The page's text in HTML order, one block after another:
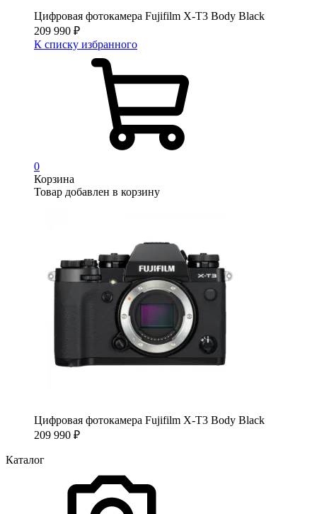
Цифровая фотокамера Fujifilm X-T3 Body Black
209 990 ₽
К списку избранного
0
Корзина
Товар добавлен в корзину
Цифровая фотокамера Fujifilm X-T3 Body Black
209 990 ₽
Каталог